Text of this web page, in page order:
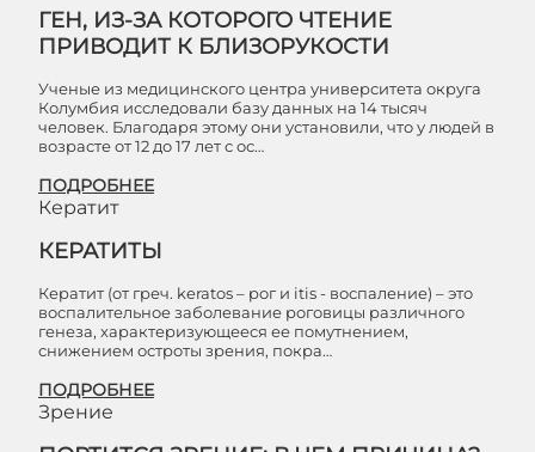
ГЕН, ИЗ-ЗА КОТОРОГО ЧТЕНИЕ
ПРИВОДИТ К БЛИЗОРУКОСТИ
Ученые из медицинского центра университета округа
Колумбия исследовали базу данных на 14 тысяч
человек. Благодаря этому они установили, что у людей в
возрасте от 12 до 17 лет с ос…
ПОДРОБНЕЕ
Кератит
КЕРАТИТЫ
Кератит (от греч. keratos – рог и itis - воспаление) – это
воспалительное заболевание роговицы различного
генеза, характеризующееся ее помутнением,
снижением остроты зрения, покра…
ПОДРОБНЕЕ
Зрение